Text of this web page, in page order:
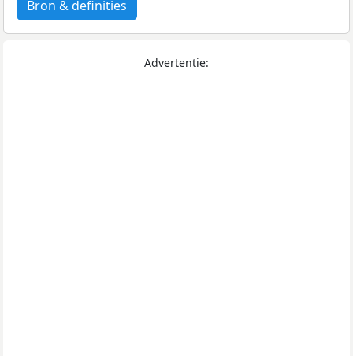
Bron & definities
Advertentie: